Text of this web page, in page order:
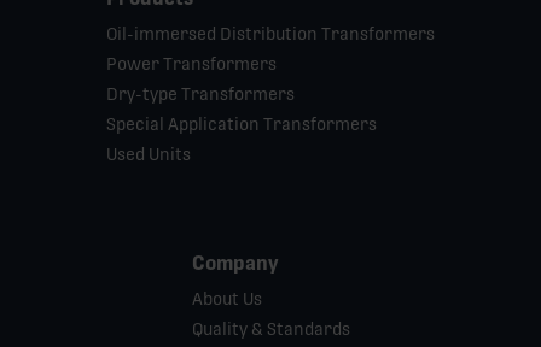
Oil-immersed Distribution Transformers
Power Transformers
Dry-type Transformers
Special Application Transformers
Used Units
Company
About Us
Quality & Standards